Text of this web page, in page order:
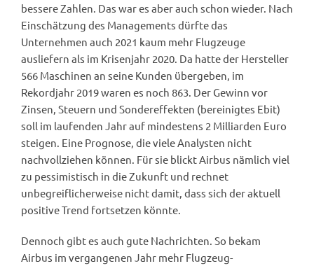
bessere Zahlen. Das war es aber auch schon wieder. Nach
Einschätzung des Managements dürfte das
Unternehmen auch 2021 kaum mehr Flugzeuge
ausliefern als im Krisenjahr 2020. Da hatte der Hersteller
566 Maschinen an seine Kunden übergeben, im
Rekordjahr 2019 waren es noch 863. Der Gewinn vor
Zinsen, Steuern und Sondereffekten (bereinigtes Ebit)
soll im laufenden Jahr auf mindestens 2 Milliarden Euro
steigen. Eine Prognose, die viele Analysten nicht
nachvollziehen können. Für sie blickt Airbus nämlich viel
zu pessimistisch in die Zukunft und rechnet
unbegreiflicherweise nicht damit, dass sich der aktuell
positive Trend fortsetzen könnte.
Dennoch gibt es auch gute Nachrichten. So bekam
Airbus im vergangenen Jahr mehr Flugzeug-